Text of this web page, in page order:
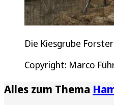
Die Kiesgrube
Copyright: Marco
Alles zum Thema